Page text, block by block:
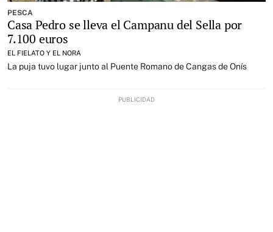
PESCA
Casa Pedro se lleva el Campanu del Sella por
7.100 euros
EL FIELATO Y EL NORA
La puja tuvo lugar junto al Puente Romano de Cangas de Onís